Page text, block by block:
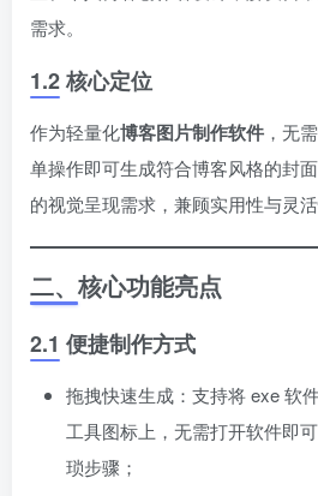
需求。
1.2 核心定位
作为轻量化博客图片制作软件 ，无
单操作即可生成符合博客风格的封
的视觉呈现需求，兼顾实用性与灵活
二、核心功能亮点
2.1 便捷制作方式
拖拽快速生成：支持将 exe 软
工具图标上，无需打开软件即
琐步骤；